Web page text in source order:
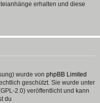
erhalten und diese
wurde von phpBB Limited
geschützt. Sie wurde unter
2.0) veröffentlicht und kann
du